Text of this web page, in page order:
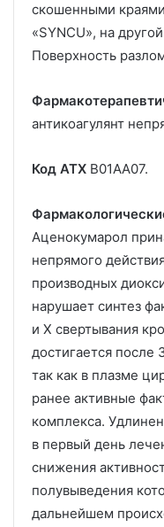
скошенными
«SYNCU», на
Поверхность
антикоагулянт
Код ATX В01АА07.
Аценокумарол
непрямого
производных
нарушает синтез
и X свертывания
достигается после
так как в плазме
ранее активные
комплекса.
в первый день
снижения
полувыведения
дальнейшем